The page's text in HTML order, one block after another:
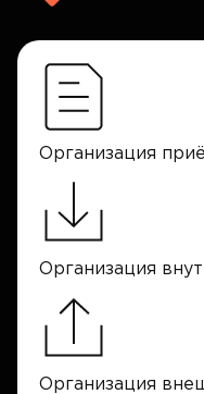
Организация
Организация
Организация